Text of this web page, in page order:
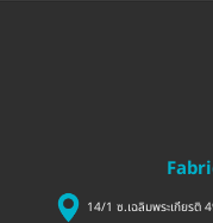
14/1 ซ.เฉลิมพระเกียรติ